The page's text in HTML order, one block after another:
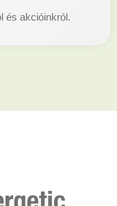
és akcióinkról.